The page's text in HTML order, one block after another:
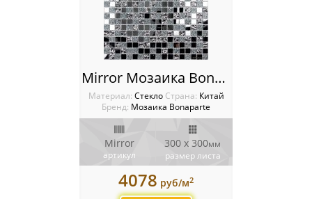
Mirror Мозаика Bonaparte
Материал: Стекло Cтрана: Китай
Бренд: Мозаика Bonaparte
Mirror
артикул
300 x 300мм
размер листа
4078 руб/м2